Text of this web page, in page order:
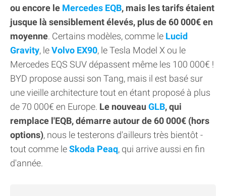
ou encore le Mercedes EQB, mais les tarifs étaient
jusque là sensiblement élevés, plus de 60 000€ en
moyenne. Certains modèles, comme le Lucid
Gravity, leVolvo EX90, le Tesla Model X ou le
Mercedes EQS SUV dépassent même les 100 000€ !
BYD propose aussi son Tang, mais il est basé sur
une vieille architecture tout en étant proposé à plus
de 70 000€ en Europe. Le nouveau GLB, qui
remplace l'EQB, démarre autour de 60 000€ (hors
options), nous le testerons d'ailleurs très bientôt -
tout comme leSkoda Peaq, qui arrive aussi en fin
d'année.